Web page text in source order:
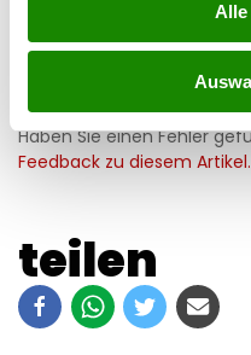
Alle
Ungewöhnliche Trends
Hand präsentiert: Dem
buchstäblich
Haben Sie einen Fehler
Feedback zu diesem Artikel.
teilen